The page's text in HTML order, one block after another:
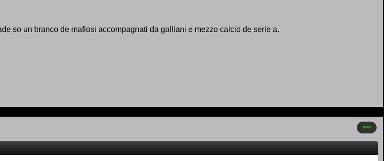
so un branco de mafiosi accompagnati da galliani e mezzo calcio de serie a.